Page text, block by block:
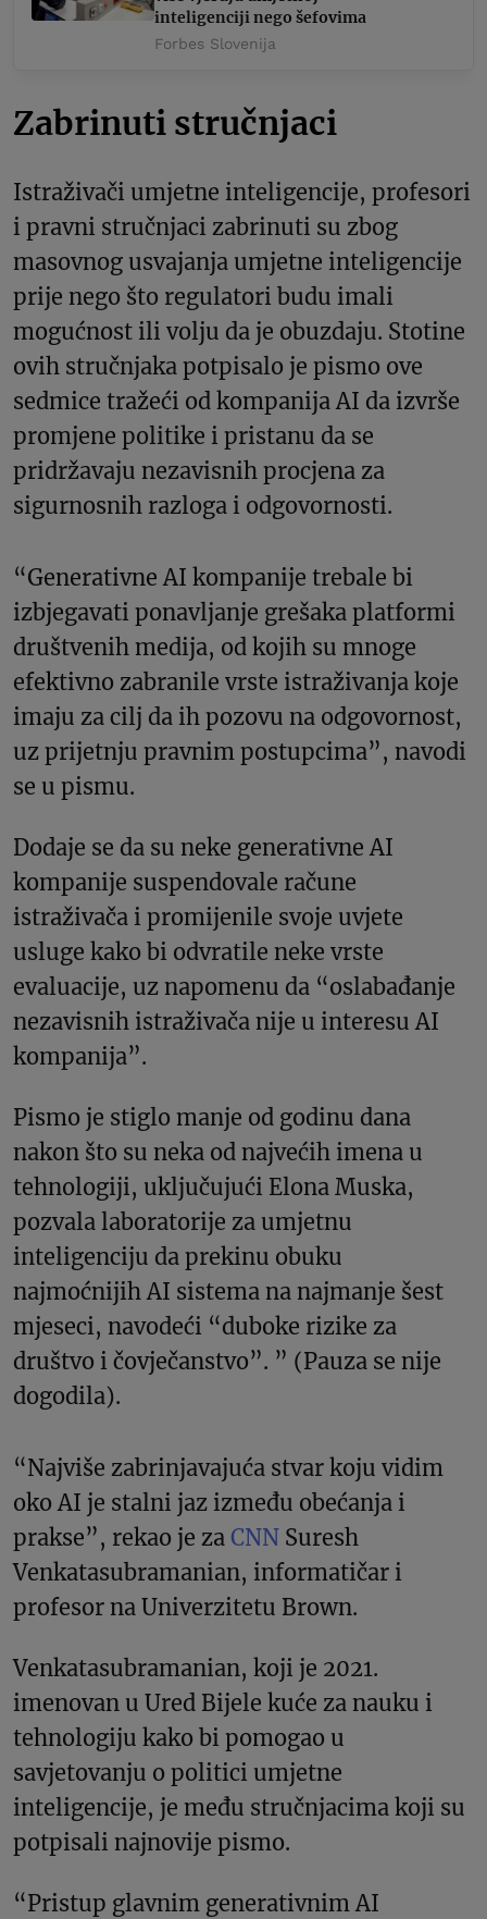
inteligenciji nego šefovima
Forbes Slovenija
Zabrinuti stručnjaci
Istraživači umjetne inteligencije, profesori
i pravni stručnjaci zabrinuti su zbog
masovnog usvajanja umjetne inteligencije
prije nego što regulatori budu imali
mogućnost ili volju da je obuzdaju. Stotine
ovih stručnjaka potpisalo je pismo ove
sedmice tražeći od kompanija AI da izvrše
promjene politike i pristanu da se
pridržavaju nezavisnih procjena za
sigurnosnih razloga i odgovornosti.
“Generativne AI kompanije trebale bi
izbjegavati ponavljanje grešaka platformi
društvenih medija, od kojih su mnoge
efektivno zabranile vrste istraživanja koje
imaju za cilj da ih pozovu na odgovornost,
uz prijetnju pravnim postupcima”, navodi
se u pismu.
Dodaje se da su neke generativne AI
kompanije suspendovale račune
istraživača i promijenile svoje uvjete
usluge kako bi odvratile neke vrste
evaluacije, uz napomenu da “oslabađanje
nezavisnih istraživača nije u interesu AI
kompanija”.
Pismo je stiglo manje od godinu dana
nakon što su neka od najvećih imena u
tehnologiji, uključujući Elona Muska,
pozvala laboratorije za umjetnu
inteligenciju da prekinu obuku
najmoćnijih AI sistema na najmanje šest
mjeseci, navodeći “duboke rizike za
društvo i čovječanstvo”. ” (Pauza se nije
dogodila).
“Najviše zabrinjavajuća stvar koju vidim
oko AI je stalni jaz između obećanja i
prakse”, rekao je za CNN Suresh
Venkatasubramanian, informatičar i
profesor na Univerzitetu Brown.
Venkatasubramanian, koji je 2021.
imenovan u Ured Bijele kuće za nauku i
tehnologiju kako bi pomogao u
savjetovanju o politici umjetne
inteligencije, je među stručnjacima koji su
potpisali najnovije pismo.
“Pristup glavnim generativnim AI